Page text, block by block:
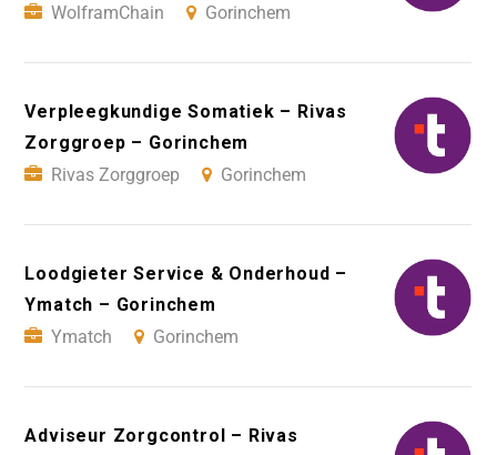
WolframChain
Gorinchem
Verpleegkundige Somatiek – Rivas
Zorggroep – Gorinchem
Rivas Zorggroep
Gorinchem
Loodgieter Service & Onderhoud –
Ymatch – Gorinchem
Ymatch
Gorinchem
Adviseur Zorgcontrol – Rivas